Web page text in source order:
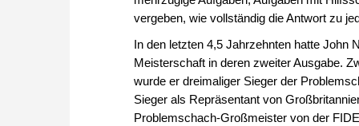
vergeben, wie vollständig die Antwort zu
In den letzten 4,5 Jahrzehnten hatte John
Meisterschaft in deren zweiter Ausgabe.
wurde er dreimaliger Sieger der
Sieger als Repräsentant von
Problemschach-Großmeister von der